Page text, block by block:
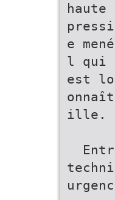
haute
e
l qui
est
ille.